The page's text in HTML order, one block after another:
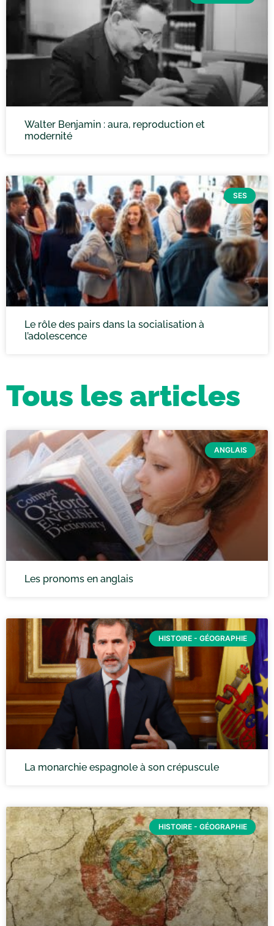
Walter Benjamin : aura, reproduction et
modernité
SES
Le rôle des pairs dans la socialisation à
l’adolescence
Tous les articles
ANGLAIS
Les pronoms en anglais
HISTOIRE - GÉOGRAPHIE
La monarchie espagnole à son crépuscule
HISTOIRE - GÉOGRAPHIE